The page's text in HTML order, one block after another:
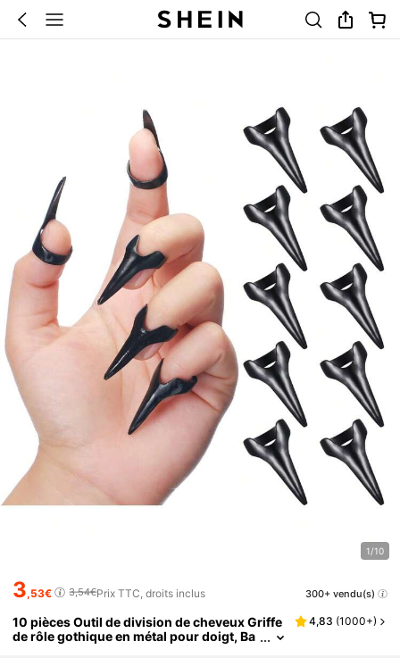
1/10
3,53€ 3,54€Prix TTC, droits inclus 300+ vendu(s)
10 pièces Outil de division de cheveux Griffe
de rôle gothique en métal pour doigt, Ba
4,83 (1000+)